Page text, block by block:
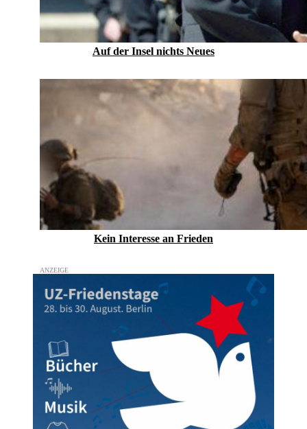
Auf der Insel nichts Neues
Kein Inte­resse an Frieden